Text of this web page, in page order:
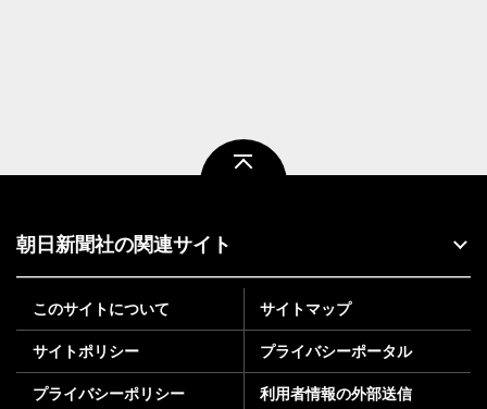
朝日新聞社の関連サイト
このサイトについて サイトマップ
サイトポリシー プライバシーポータル
プライバシーポリシー 利用者情報の外部送信